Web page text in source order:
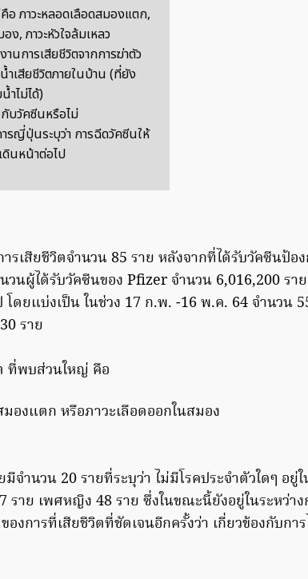
อ ภาวะหลอดเลือดสมองแตก,
ง, ภาวะหัวใจล้มเหลว
นการเสียชีวิตจากการฆ่าตัว
ำเสียชีวิตภายในบ้าน (ที่ยัง
ำไม่ได้)
บวัคซีนหรือไม่
รญี่ปุ่นระบุว่า การฉีดวัคซีนให้
นหน้าต่อไป
รเสียชีวิตจำนวน 85 ราย หลังจากที่ได้รับวัคซีนป้อ
วนผู้ได้รับวัคซีนของ Pfizer จำนวน 6,016,200 รา
ดยแบ่งเป็น ในช่วง 17 ก.พ. -16 พ.ค. 64 จำนวน
ราย
ที่พบส่วนใหญ่ คือ
องแตก หรือภาวะเลือดออกในสมอง
จำนวน 20 รายที่ระบุว่า ไม่มีโรคประจำตัวใดๆ อยู่
ราย เพศหญิง 48 ราย ซึ่งในขณะนี้ยังอยู่ในระหว่า
องการที่เสียชีวิตที่ชัดเจนอีกครั้งว่า เกี่ยวข้องกับก